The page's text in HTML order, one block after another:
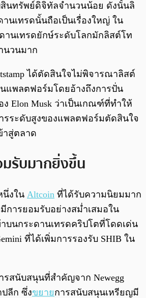
สินทรัพย์ดิจิทัลจำนวนน้อย ดังนั้นลิ
านเทรดนั้นถือเป็นเรื่องใหญ่ ใน
านเทรดยักษ์ระดับโลกมักลิสต์โท
นวนมาก
ได้ตัดสินใจไม่พิจารณาลิสต์
นแพลตฟอร์มโดยอ้างถึงการปั่น
Elon Musk ว่าเป็นเกณฑ์ที่ทำให้
ารระดับสูงของแพลตฟอร์มตัดสินใจ
าสู่ตลาด
รับมากยิ่งขึ้น
นึ่งใน Altcoin ที่ได้รับความนิยมมาก
การยอมรับอย่างสม่ำเสมอใน
บนกระดานเทรดคริปโตที่โดดเด่น
ที่ได้เพิ่มการรองรับ SHIB ใน
รสนับสนุนที่สำคัญจาก Newegg
ลีก ซึ่งขยายการสนับสนุนเหรียญมี